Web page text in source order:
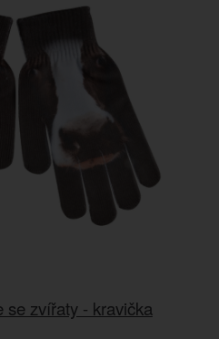
se zvířaty - kravička